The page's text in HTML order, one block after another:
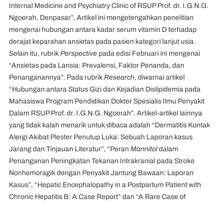
Internal Medicine and Psychiatry Clinic of RSUP Prof. dr. I.G.N.G.
Ngoerah, Denpasar”. Artikel ini mengetengahkan penelitian
mengenai hubungan antara kadar serum vitamin D terhadap
derajat keparahan ansietas pada pasien kategori lanjut usia.
Selain itu, rubrikPerspectivepada edisi Februari ini mengenai
“Ansietas pada Lansia: Prevalensi, Faktor Penanda, dan
Penanganannya”. Pada rubrikResearch, diwarnai artikel
“Hubungan antara Status Gizi dan Kejadian Dislipidemia pada
Mahasiswa Program Pendidikan Dokter Spesialis Ilmu Penyakit
Dalam RSUP Prof. dr. I.G.N.G. Ngoerah”. Artikel-artikel lainnya
yang tidak kalah menarik untuk dibaca adalah “Dermatitis Kontak
Alergi Akibat Plester Penutup Luka: Sebuah Laporan kasus
Jarang dan Tinjauan Literatur”, “PeranMannitoldalam
Penanganan Peningkatan Tekanan Intrakranial pada Stroke
Nonhemoragik dengan Penyakit Jantung Bawaan: Laporan
Kasus”, “Hepatic Encephalopathy in a Postpartum Patient with
Chronic Hepatitis B: A Case Report” dan “A Rare Case of